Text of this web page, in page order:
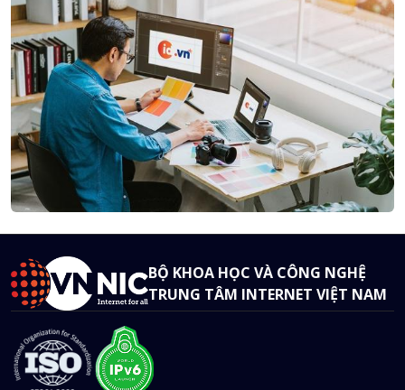
BỘ KHOA HỌC VÀ CÔNG NGHỆ
TRUNG TÂM INTERNET VIỆT NAM